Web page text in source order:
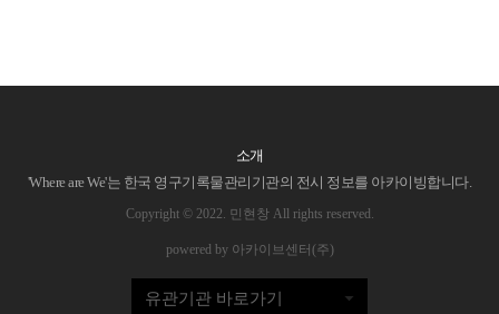
소개
'Where are We'는 한국 영구기록물관리기관의 전시 정보를 아카이빙합니다.
Copyright © 2022. 민현창 All rights reserved.
powered by 아카이브센터(주)
유관기관 바로가기